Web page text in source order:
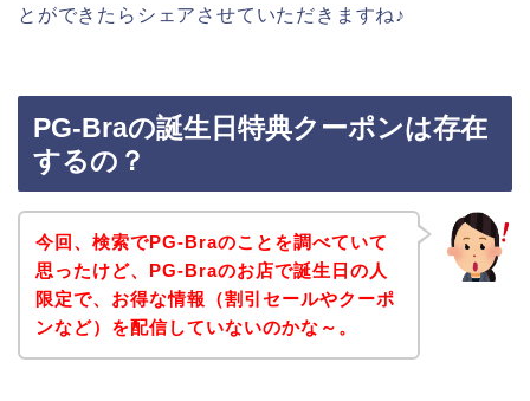
とができたらシェアさせていただきますね♪
PG-Braの誕生日特典クーポンは存在
するの？
今回、検索でPG-Braのことを調べていて
思ったけど、PG-Braのお店で誕生日の人
限定で、お得な情報（割引セールやクーポ
ンなど）を配信していないのかな～。